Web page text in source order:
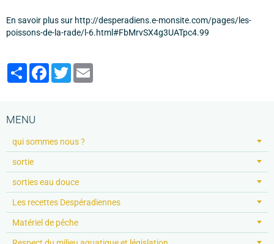
En savoir plus sur http://desperadiens.e-monsite.com/pages/les-
poissons-de-la-rade/l-6.html#FbMrvSX4g3UATpc4.99
PartagerFacebook
Twitter
MENU
qui sommes nous ?
sortie
sorties eau douce
Les recettes Despéradiennes
Matériel de pêche